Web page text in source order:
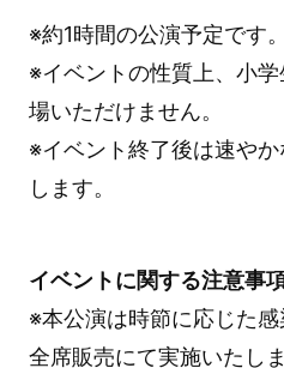
※約1時間の公演予定です。
※イベントの性質上、小
場いただけません。
※イベント終了後は速や
します。
イベントに関する注意事
※本公演は時節に応じた
全席販売にて実施いたしま